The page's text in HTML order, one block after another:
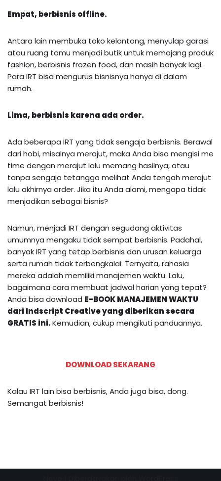
Empat, berbisnis offline.
Antara lain membuka toko kelontong, menyulap garasi
atau ruang tamu menjadi butik untuk memajang produk
fashion, berbisnis frozen food, dan masih banyak lagi.
Para IRT bisa mengurus bisnisnya hanya di dalam
rumah.
Lima, berbisnis karena ada order.
Ada beberapa IRT yang tidak sengaja berbisnis. Berawal
dari hobi, misalnya merajut, maka Anda bisa mengisi me
time dengan merajut lalu memang hasilnya, atau
tanpa sengaja tetangga melihat Anda tengah merajut
lalu akhirnya order. Jika itu Anda alami, mengapa tidak
menjadikan sebagai bisnis?
Namun, menjadi IRT dengan segudang aktivitas
umumnya mengaku tidak sempat berbisnis. Padahal,
banyak IRT yang tetap berbisnis dan urusan keluarga
serta rumah tidak terbengkalai. Ternyata, rahasia
mereka adalah memiliki manajemen waktu. Lalu,
bagaimana cara membuat jadwal harian yang tepat?
Anda bisa download E-BOOK MANAJEMEN WAKTU
dari Indscript Creative yang diberikan secara
GRATIS ini.Kemudian, cukup mengikuti panduannya.
DOWNLOAD SEKARANG
Kalau IRT lain bisa berbisnis, Anda juga bisa, dong.
Semangat berbisnis!